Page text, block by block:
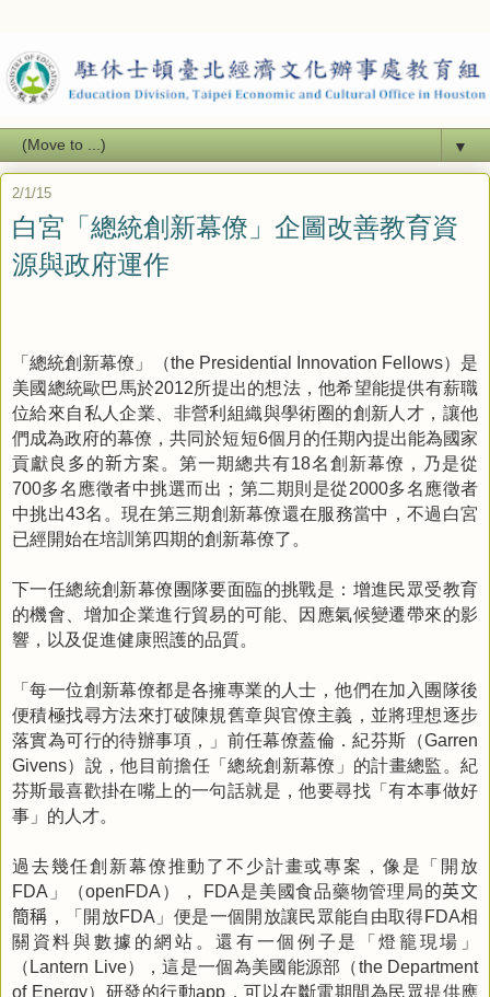
▼
2/1/15
白宮「總統創新幕僚」企圖改善教育資
源與政府運作
「總統創新幕僚」（the Presidential Innovation Fellows）是
美國總統歐巴馬於2012所提出的想法，他希望能提供有薪職
位給來自私人企業、非營利組織與學術圈的創新人才，讓他
們成為政府的幕僚，共同於短短6個月的任期內提出能為國家
貢獻良多的新方案。第一期總共有18名創新幕僚，乃是從
700多名應徵者中挑選而出；第二期則是從2000多名應徵者
中挑出43名。現在第三期創新幕僚還在服務當中，不過白宮
已經開始在培訓第四期的創新幕僚了。
下一任總統創新幕僚團隊要面臨的挑戰是：增進民眾受教育
的機會、增加企業進行貿易的可能、因應氣候變遷帶來的影
響，以及促進健康照護的品質。
「每一位創新幕僚都是各擁專業的人士，他們在加入團隊後
便積極找尋方法來打破陳規舊章與官僚主義，並將理想逐步
落實為可行的待辦事項，」前任幕僚蓋倫．紀芬斯（Garren
Givens）說，他目前擔任「總統創新幕僚」的計畫總監。紀
芬斯最喜歡掛在嘴上的一句話就是，他要尋找「有本事做好
事」的人才。
過去幾任創新幕僚推動了不少計畫或專案，像是「開放
FDA 」（openFDA ）， FDA是美國食品藥物管理局的英文
簡稱 ，「開放FDA 」便是一個開放讓民眾能自由取得FDA相
關資料與數據的網站。還有一個例子是「燈籠現場」
（ Lantern Live），這是一個為美國能源部（the Department
of Energy）研發的行動app ，可以在斷電期間為民眾提供應